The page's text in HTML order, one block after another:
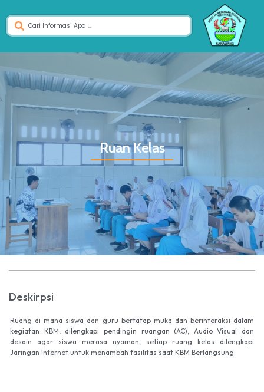
Ruan Kelas
Deskirpsi
Ruang di mana siswa dan guru bertatap muka dan berinteraksi dalam
kegiatan KBM, dilengkapi pendingin ruangan (AC), Audio Visual dan
desain agar siswa merasa nyaman, setiap ruang kelas dilengkapi
Jaringan Internet untuk menambah fasilitas saat KBM Berlangsung.